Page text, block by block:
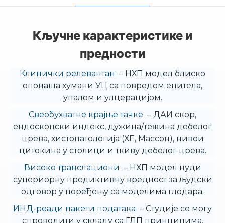
Кључне карактеристике и
предности
Клинички релевантан – НХП модел блиско
опонаша хумани УЦ са повредом епитела,
упалом и улцерацијом.
Свеобухватне крајње тачке – ДАИ скор,
ендоскопски индекс, дужина/тежина дебелог
црева, хистопатологија (ХЕ, Массон), нивои
цитокина у столици и ткиву дебелог црева.
Високо транслациони – НХП модел нуди
супериорну предиктивну вредност за људски
одговор у поређењу са моделима глодара.
ИНД-реади пакети података – Студије се могу
спроводити у складу са ГЛП принципима.